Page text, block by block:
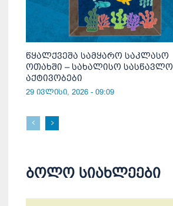
წყალქვეშა სამყარო საკლასო
ოთახში – სახალისო სასწავლო
აქტივობები
29 ივლისი, 2026 - 09:09
ბოლო სიახლეები